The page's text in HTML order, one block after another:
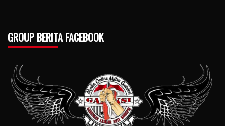
GROUP BERITA FACEBOOK